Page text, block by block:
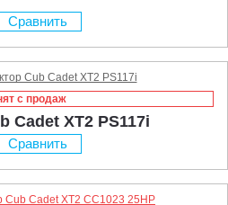
Сравнить
с продаж
Cadet XT2 PS117i
Сравнить